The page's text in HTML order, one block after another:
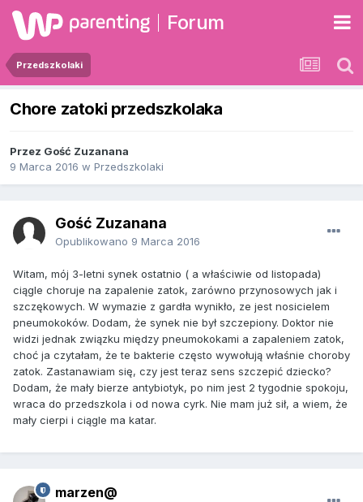
Forum
Przedszkolaki
Chore zatoki przedszkolaka
Przez Gość Zuzanana
9 Marca 2016 w Przedszkolaki
Gość Zuzanana
Opublikowano 9 Marca 2016
Witam, mój 3-letni synek ostatnio ( a właściwie od listopada)
ciągle choruje na zapalenie zatok, zarówno przynosowych jak i
szczękowych. W wymazie z gardła wynikło, ze jest nosicielem
pneumokoków. Dodam, że synek nie był szczepiony. Doktor nie
widzi jednak związku między pneumokokami a zapaleniem zatok,
choć ja czytałam, że te bakterie często wywołują właśnie choroby
zatok. Zastanawiam się, czy jest teraz sens szczepić dziecko?
Dodam, że mały bierze antybiotyk, po nim jest 2 tygodnie spokoju,
wraca do przedszkola i od nowa cyrk. Nie mam już sił, a wiem, że
mały cierpi i ciągle ma katar.
marzen@